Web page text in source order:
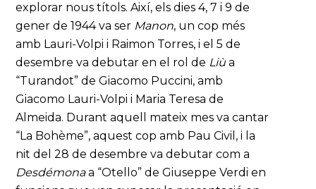
explorar nous títols. Així, els dies 4, 7 i 9 de
gener de 1944 va ser Manon, un cop més
amb Lauri-Volpi i Raimon Torres, i el 5 de
desembre va debutar en el rol de Liù a
“Turandot” de Giacomo Puccini, amb
Giacomo Lauri-Volpi i Maria Teresa de
Almeida. Durant aquell mateix mes va cantar
“La Bohème”, aquest cop amb Pau Civil, i la
nit del 28 de desembre va debutar com a
Desdémonaa “Otello” de Giuseppe Verdi en